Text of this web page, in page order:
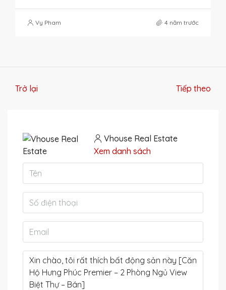
Vy Pham 4 năm trước
Trở lại Tiếp theo
Vhouse Real Estate
Xem danh sách